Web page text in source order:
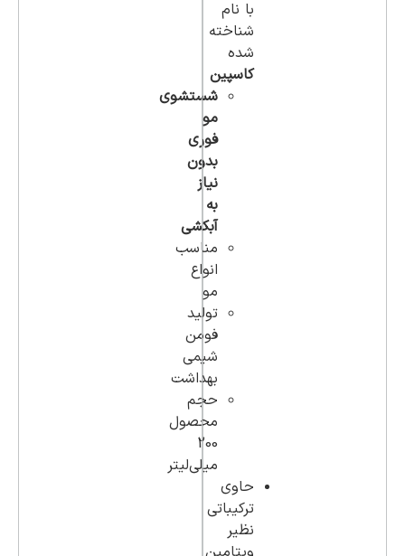
با نام
شناخته
شده
کاسپین
شستشوی
مو
فوری
بدون
نیاز
به
آبکشی
مناسب
انواع
مو
تولید
فومن
شیمی
بهداشت
حجم
محصول
200
میلی‌لیتر
حاوی
ترکیباتی
نظیر